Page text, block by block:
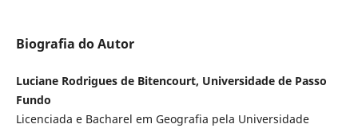
Biografia do Autor
Luciane Rodrigues de Bitencourt, Universidade de Passo
Fundo
Licenciada e Bacharel em Geografia pela Universidade